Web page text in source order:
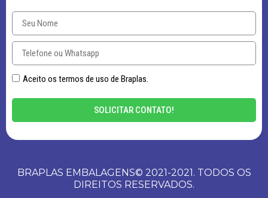
Aceito os termos de uso de Braplas.
SOLICITAR CONTATO!
BRAPLAS EMBALAGENS© 2021-2021. TODOS OS
DIREITOS RESERVADOS.